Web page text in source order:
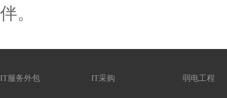
伴。
IT服务外包 IT采购 弱电工程